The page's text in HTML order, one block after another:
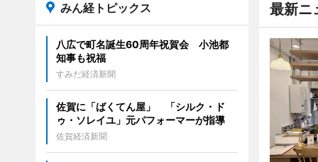
最新ニ
みん経トピックス
八広で町名誕生60周年祝賀会 小池都
知事も祝福
すみだ経済新聞
佐賀に「ばくてん屋」 「シルク・ド
ゥ・ソレイユ」元パフォーマーが指導
佐賀経済新聞